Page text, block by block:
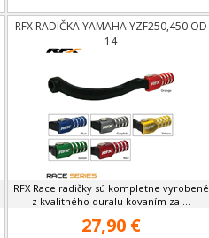
RFX RADIČKA YAMAHA YZF250,450 OD
14
RFX Race radičky sú kompletne vyrobené
z kvalitného duralu kovaním za ...
27,90 €